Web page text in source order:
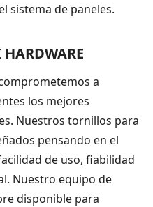
sistema de paneles.
comprometemos a
los mejores
Nuestros tornillos para
pensando en el
de uso, fiabilidad
Nuestro equipo de
disponible para